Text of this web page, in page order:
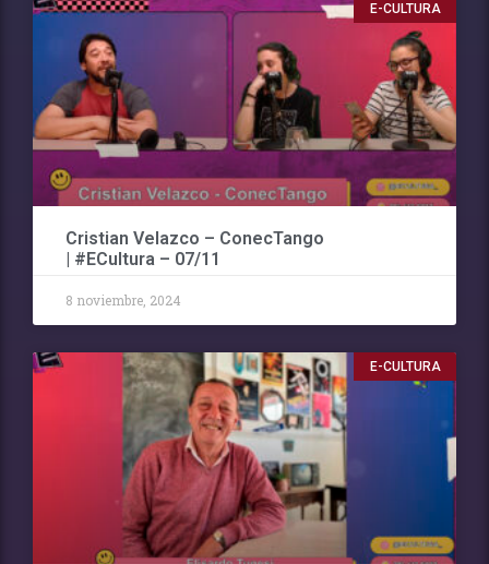
E-CULTURA
Cristian Velazco – ConecTango
| #ECultura – 07/11
8 noviembre, 2024
E-CULTURA